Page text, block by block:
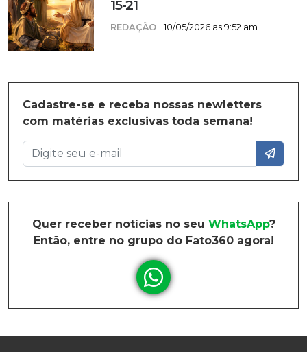
15-21
REDAÇÃO 10/05/2026 as 9:52 am
Cadastre-se e receba nossas newletters
com matérias exclusivas toda semana!
Quer receber notícias no seu WhatsApp?
Então, entre no grupo do Fato360 agora!